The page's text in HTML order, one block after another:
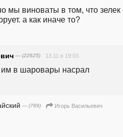
мы виноваты в том, что зелек
а как иначе то?
— (22625) 13.11 в 19:03
в шаровары насрал
— (789)
Игорь Васильевич